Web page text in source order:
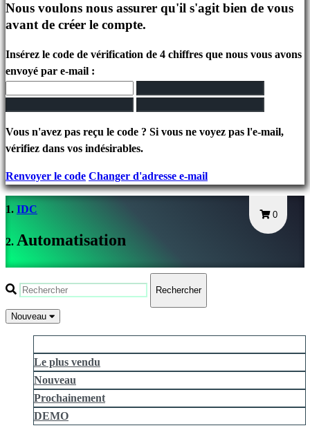
FAQ
Compte
S'inscrire
Se
connecter
Mot
passe
oublié?
de
langue
AR
BS
Nous voulons nous assurer qu'il s'agit bien de vous
avant de créer le compte.
Insérez le code de vérification de 4 chiffres que nous vous avons
envoyé par e-mail :
Vous n'avez pas reçu le code ? Si vous ne voyez pas l'e-mail,
vérifiez dans vos indésirables.
Renvoyer le code Changer d'adresse e-mail
0
IDC
Automatisation
Rechercher
Nouveau
Le plus vendu
Nouveau
Prochainement
DEMO